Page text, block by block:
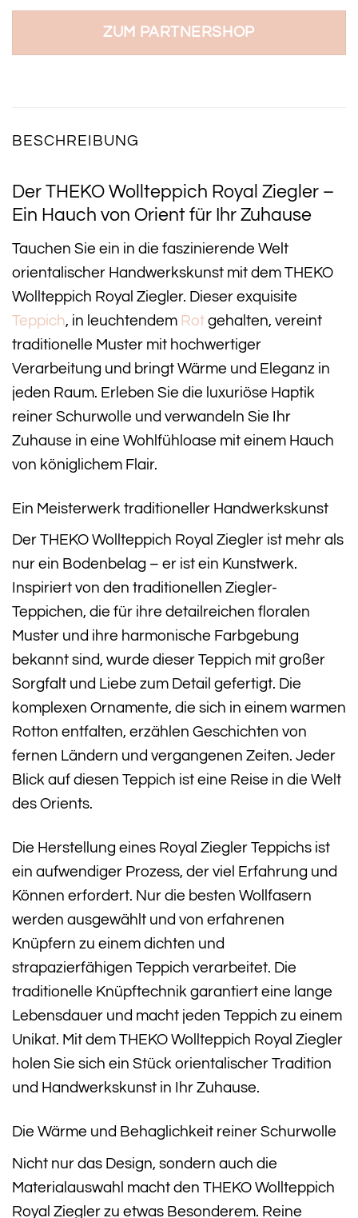
ZUM PARTNERSHOP
BESCHREIBUNG
Der THEKO Wollteppich Royal Ziegler –
Ein Hauch von Orient für Ihr Zuhause
Tauchen Sie ein in die faszinierende Welt
orientalischer Handwerkskunst mit dem THEKO
Wollteppich Royal Ziegler. Dieser exquisite
Teppich, in leuchtendem Rot gehalten, vereint
traditionelle Muster mit hochwertiger
Verarbeitung und bringt Wärme und Eleganz in
jeden Raum. Erleben Sie die luxuriöse Haptik
reiner Schurwolle und verwandeln Sie Ihr
Zuhause in eine Wohlfühloase mit einem Hauch
von königlichem Flair.
Ein Meisterwerk traditioneller Handwerkskunst
Der THEKO Wollteppich Royal Ziegler ist mehr als
nur ein Bodenbelag – er ist ein Kunstwerk.
Inspiriert von den traditionellen Ziegler-
Teppichen, die für ihre detailreichen floralen
Muster und ihre harmonische Farbgebung
bekannt sind, wurde dieser Teppich mit großer
Sorgfalt und Liebe zum Detail gefertigt. Die
komplexen Ornamente, die sich in einem warmen
Rotton entfalten, erzählen Geschichten von
fernen Ländern und vergangenen Zeiten. Jeder
Blick auf diesen Teppich ist eine Reise in die Welt
des Orients.
Die Herstellung eines Royal Ziegler Teppichs ist
ein aufwendiger Prozess, der viel Erfahrung und
Können erfordert. Nur die besten Wollfasern
werden ausgewählt und von erfahrenen
Knüpfern zu einem dichten und
strapazierfähigen Teppich verarbeitet. Die
traditionelle Knüpftechnik garantiert eine lange
Lebensdauer und macht jeden Teppich zu einem
Unikat. Mit dem THEKO Wollteppich Royal Ziegler
holen Sie sich ein Stück orientalischer Tradition
und Handwerkskunst in Ihr Zuhause.
Die Wärme und Behaglichkeit reiner Schurwolle
Nicht nur das Design, sondern auch die
Materialauswahl macht den THEKO Wollteppich
Royal Ziegler zu etwas Besonderem. Reine